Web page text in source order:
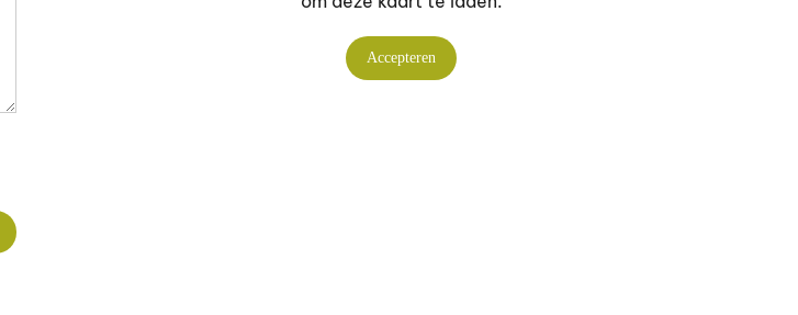
Accepteren